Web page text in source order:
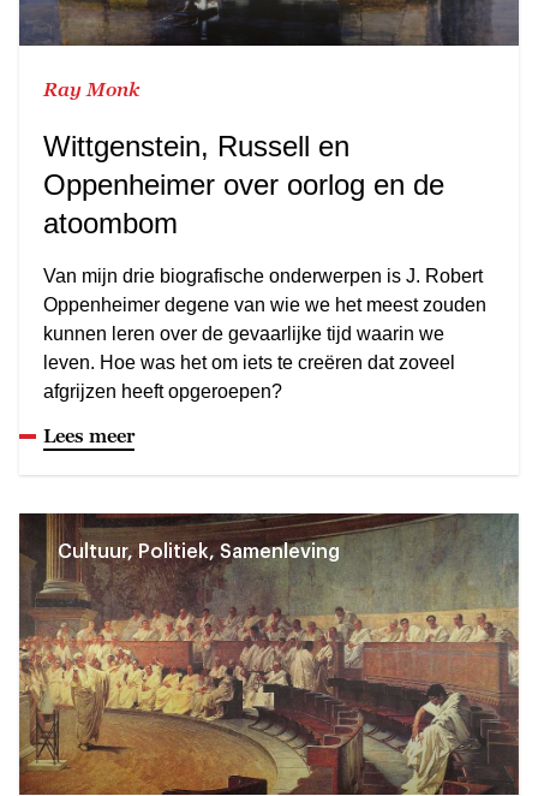
Ray Monk
Wittgenstein, Russell en
Oppenheimer over oorlog en de
atoombom
Van mijn drie biografische onderwerpen is J. Robert
Oppenheimer degene van wie we het meest zouden
kunnen leren over de gevaarlijke tijd waarin we
leven. Hoe was het om iets te creëren dat zoveel
afgrijzen heeft opgeroepen?
Lees meer
Cultuur, Politiek, Samenleving